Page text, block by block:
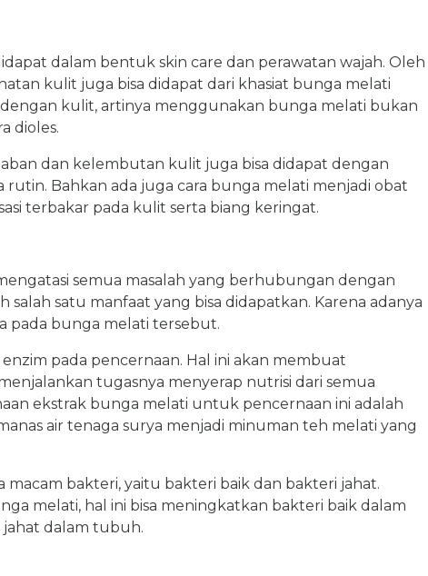
dalam bentuk skin care dan perawatan wajah. Oleh
kulit juga bisa didapat dari khasiat bunga melati
kulit, artinya menggunakan bunga melati bukan
dioles.
dan kelembutan kulit juga bisa didapat dengan
Bahkan ada juga cara bunga melati menjadi obat
terbakar pada kulit serta biang keringat.
semua masalah yang berhubungan dengan
salah satu manfaat yang bisa didapatkan. Karena adanya
pada bunga melati tersebut.
pada pencernaan. Hal ini akan membuat
tugasnya menyerap nutrisi dari semua
ekstrak bunga melati untuk pencernaan ini adalah
air tenaga surya menjadi minuman teh melati yang
bakteri, yaitu bakteri baik dan bakteri jahat.
melati, hal ini bisa meningkatkan bakteri baik dalam
dalam tubuh.